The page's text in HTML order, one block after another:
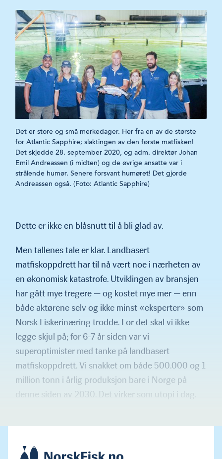
Det er store og små merkedager. Her fra en av de største
for Atlantic Sapphire; slaktingen av den første mat­fisken!
Det skjedde 28. september 2020, og adm. direktør Johan
Emil Andreassen (i midten) og de øvrige ansatte var i
strålende humør. Senere forsvant humøret! Det gjorde
Andreassen også. (Foto: Atlantic Sapphire)
Dette er ikke en blåsnutt til å bli glad av.
Men tallenes tale er klar. Landbasert
matfiskoppdrett har til nå vært noe i nærheten av
en økonomisk katastrofe. Utviklingen av bransjen
har gått mye tregere — og kostet mye mer — enn
både aktørene selv og ikke minst «eksperter» som
Norsk Fiskerinæring trodde. For det skal vi ikke
legge skjul på; for 6-7 år siden var vi
superoptimister med tanke på landbasert
matfiskoppdrett. Vi snakket om både 500.000 og 1
million tonn i årlig produksjon bare i Norge på
denne siden av 2030. Det virker som utopi i dag.